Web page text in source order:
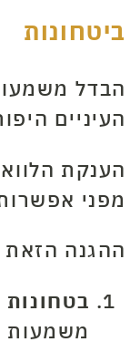
ביטחונות
הבדל
העיניים
הענקת
מפני
ההגנה
משמעות